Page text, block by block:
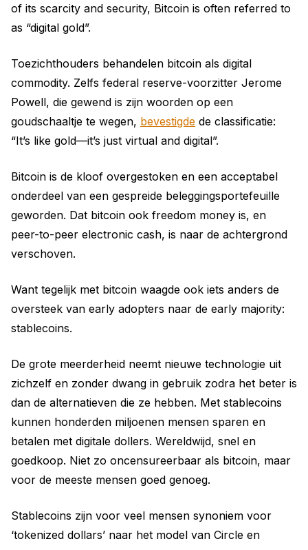
of its scarcity and security, Bitcoin is often referred to
as “digital gold”.
Toezichthouders behandelen bitcoin als digital
commodity. Zelfs federal reserve-voorzitter Jerome
Powell, die gewend is zijn woorden op een
goudschaaltje te wegen, bevestigde de classificatie:
“It’s like gold—it’s just virtual and digital”.
Bitcoin is de kloof overgestoken en een acceptabel
onderdeel van een gespreide beleggingsportefeuille
geworden. Dat bitcoin ook freedom money is, en
peer-to-peer electronic cash, is naar de achtergrond
verschoven.
Want tegelijk met bitcoin waagde ook iets anders de
oversteek van early adopters naar de early majority:
stablecoins.
De grote meerderheid neemt nieuwe technologie uit
zichzelf en zonder dwang in gebruik zodra het beter is
dan de alternatieven die ze hebben. Met stablecoins
kunnen honderden miljoenen mensen sparen en
betalen met digitale dollers. Wereldwijd, snel en
goedkoop. Niet zo oncensureerbaar als bitcoin, maar
voor de meeste mensen goed genoeg.
Stablecoins zijn voor veel mensen synoniem voor
‘tokenized dollars’ naar het model van Circle en